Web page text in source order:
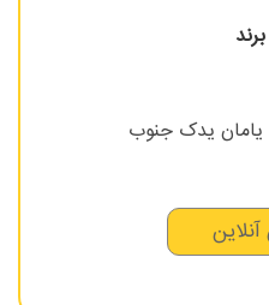
یامان یدک جنوب